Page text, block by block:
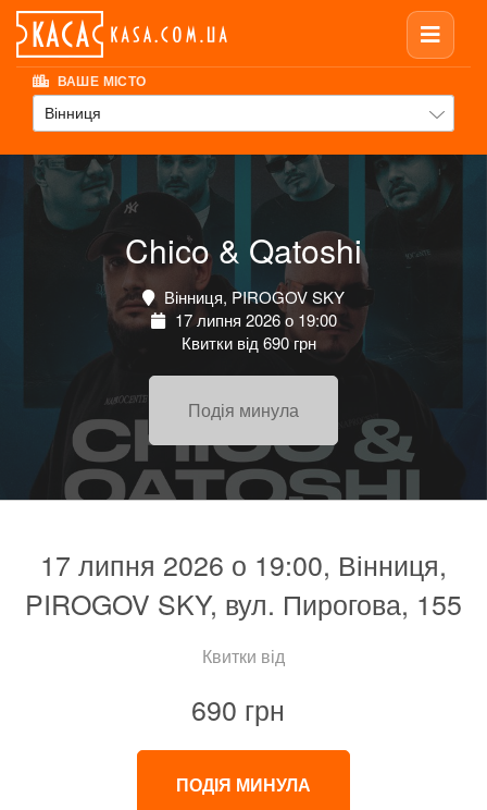
ВАШЕ МІСТО
Вінниця
Chico & Qatoshi
Вінниця, PIROGOV SKY
17 липня 2026 о 19:00
Квитки від 690 грн
Подія минула
17 липня 2026 о 19:00, Вінниця,
PIROGOV SKY, вул. Пирогова, 155
Квитки від
690 грн
ПОДІЯ МИНУЛА